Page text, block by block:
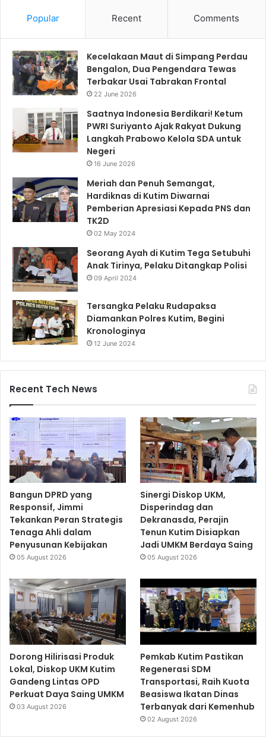
Popular Recent Comments
Kecelakaan Maut di Simpang Perdau
Bengalon, Dua Pengendara Tewas
Terbakar Usai Tabrakan Frontal
22 June 2026
Saatnya Indonesia Berdikari! Ketum
PWRI Suriyanto Ajak Rakyat Dukung
Langkah Prabowo Kelola SDA untuk
Negeri
16 June 2026
Meriah dan Penuh Semangat,
Hardiknas di Kutim Diwarnai
Pemberian Apresiasi Kepada PNS dan
TK2D
02 May 2024
Seorang Ayah di Kutim Tega Setubuhi
Anak Tirinya, Pelaku Ditangkap Polisi
09 April 2024
Tersangka Pelaku Rudapaksa
Diamankan Polres Kutim, Begini
Kronologinya
12 June 2024
Recent Tech News
Bangun DPRD yang
Responsif, Jimmi
Tekankan Peran Strategis
Tenaga Ahli dalam
Penyusunan Kebijakan
05 August 2026
Sinergi Diskop UKM,
Disperindag dan
Dekranasda, Perajin
Tenun Kutim Disiapkan
Jadi UMKM Berdaya Saing
05 August 2026
Dorong Hilirisasi Produk
Lokal, Diskop UKM Kutim
Gandeng Lintas OPD
Perkuat Daya Saing UMKM
03 August 2026
Pemkab Kutim Pastikan
Regenerasi SDM
Transportasi, Raih Kuota
Beasiswa Ikatan Dinas
Terbanyak dari Kemenhub
02 August 2026